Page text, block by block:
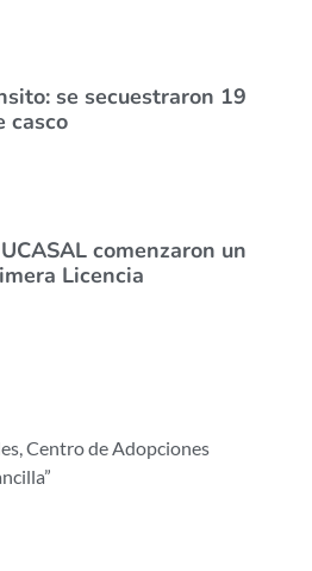
se secuestraron 19
casco
comenzaron un
Licencia
,Centro de Adopciones